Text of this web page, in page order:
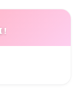
!